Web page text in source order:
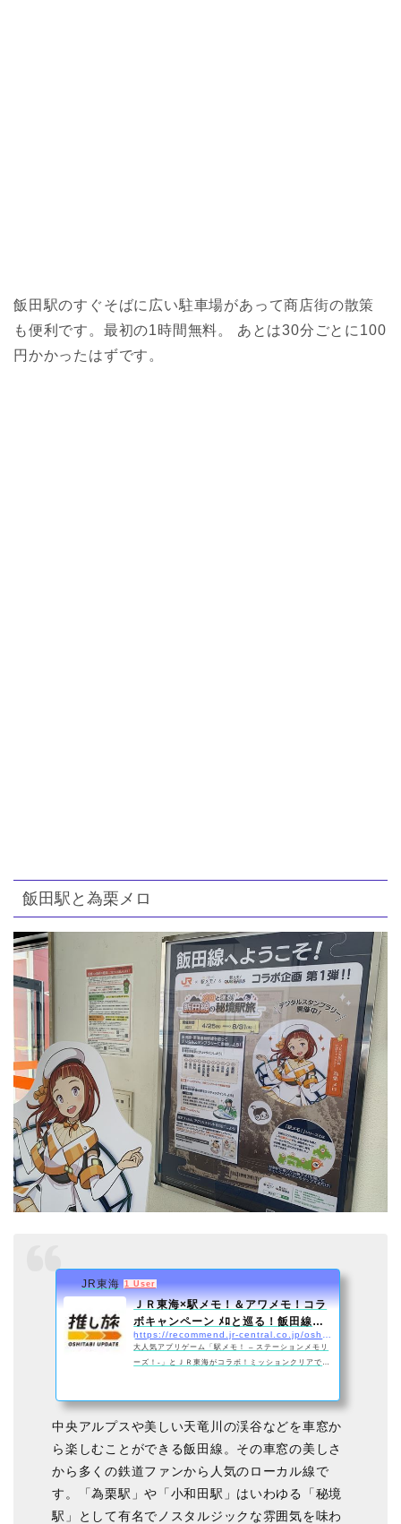
飯田駅のすぐそばに広い駐車場があって商店街の散策
も便利です。最初の1時間無料。 あとは30分ごとに100
円かかったはずです。
飯田駅と為栗メロ
JR東海 1 User
ＪＲ東海×駅メモ！＆アワメモ！コラ
ボキャンペーン ﾒﾛと巡る！飯田線の
秘境駅旅｜…
大人気アプリゲーム「駅メモ！ – ステーションメモリ
ーズ！-」とＪＲ東海がコラボ！ミッションクリアでＪ
中央アルプスや美しい天竜川の渓谷などを車窓か
ら楽しむことができる飯田線。その車窓の美しさ
から多くの鉄道ファンから人気のローカル線で
す。「為栗駅」や「小和田駅」はいわゆる「秘境
駅」として有名でノスタルジックな雰囲気を味わ